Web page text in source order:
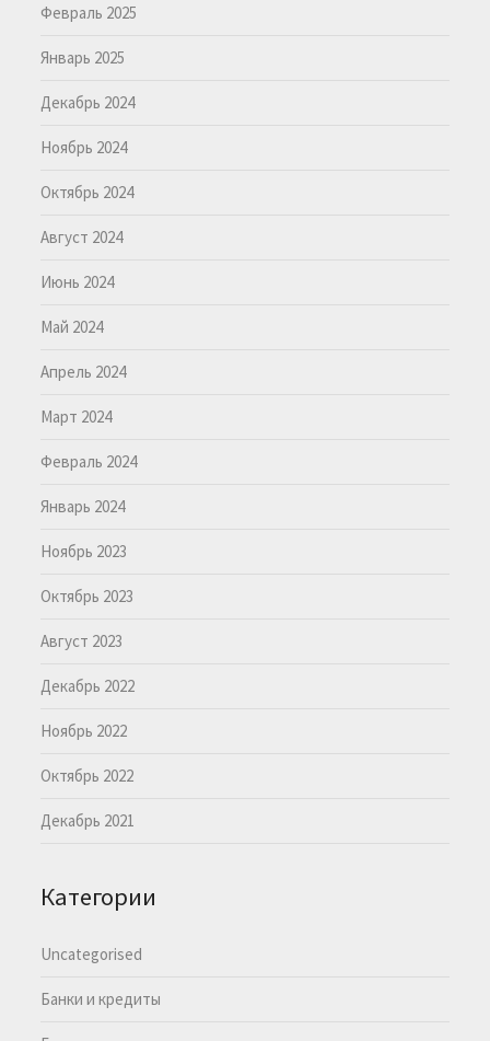
Февраль 2025
Январь 2025
Декабрь 2024
Ноябрь 2024
Октябрь 2024
Август 2024
Июнь 2024
Май 2024
Апрель 2024
Март 2024
Февраль 2024
Январь 2024
Ноябрь 2023
Октябрь 2023
Август 2023
Декабрь 2022
Ноябрь 2022
Октябрь 2022
Декабрь 2021
Категории
Uncategorised
Банки и кредиты